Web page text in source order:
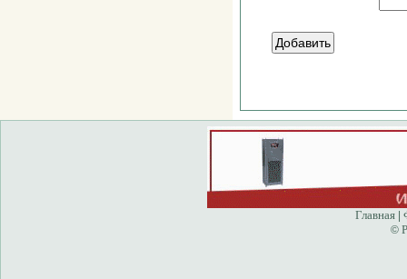
Главная
©